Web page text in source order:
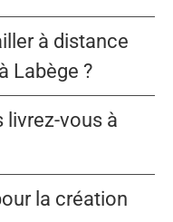
à distance
Labège ?
livrez-vous à
la création